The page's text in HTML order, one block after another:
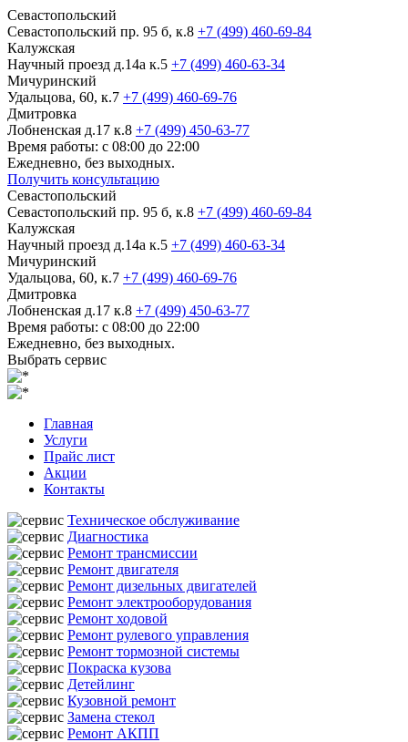
Севастопольский
Севастопольский пр. 95 б, к.8 +7 (499) 460-69-84
Калужская
Научный проезд д.14а к.5 +7 (499) 460-63-34
Мичуринский
Удальцова, 60, к.7 +7 (499) 460-69-76
Дмитровка
Лобненская д.17 к.8 +7 (499) 450-63-77
Время работы: с 08:00 до 22:00
Ежедневно, без выходных.
Получить консультацию
Севастопольский
Севастопольский пр. 95 б, к.8 +7 (499) 460-69-84
Калужская
Научный проезд д.14а к.5 +7 (499) 460-63-34
Мичуринский
Удальцова, 60, к.7 +7 (499) 460-69-76
Дмитровка
Лобненская д.17 к.8 +7 (499) 450-63-77
Время работы: с 08:00 до 22:00
Ежедневно, без выходных.
Выбрать сервис
Главная
Услуги
Прайс лист
Акции
Контакты
Техническое обслуживание
Диагностика
Ремонт трансмиссии
Ремонт двигателя
Ремонт дизельных двигателей
Ремонт электрооборудования
Ремонт ходовой
Ремонт рулевого управления
Ремонт тормозной системы
Покраска кузова
Детейлинг
Кузовной ремонт
Замена стекол
Ремонт АКПП